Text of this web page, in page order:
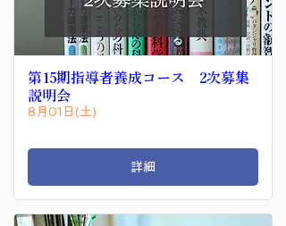
第15期指導者養成コース 2次募集
説明会
8月01日(土)
詳細